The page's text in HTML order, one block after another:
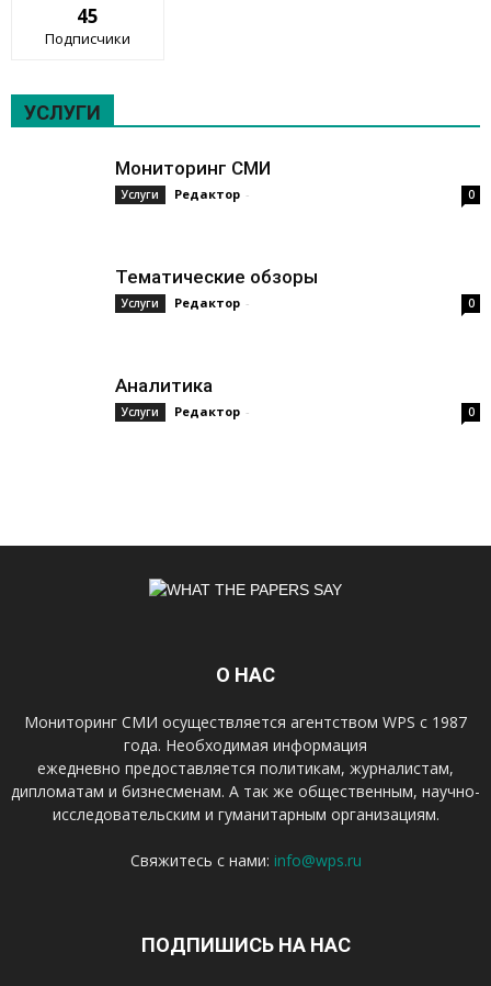
45
Подписчики
УСЛУГИ
Мониторинг СМИ
Услуги Редактор - 0
Тематические обзоры
Услуги Редактор - 0
Аналитика
Услуги Редактор - 0
О НАС
Мониторинг СМИ осуществляется агентством WPS с 1987
года. Необходимая информация
ежедневно предоставляется политикам, журналистам,
дипломатам и бизнесменам. А так же общественным, научно-
исследовательским и гуманитарным организациям.
Свяжитесь с нами: info@wps.ru
ПОДПИШИСЬ НА НАС